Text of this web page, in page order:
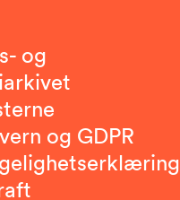
og
og GDPR